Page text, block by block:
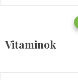
Vitaminok
Vitaminok
Mindent a B-
2023.02.27.